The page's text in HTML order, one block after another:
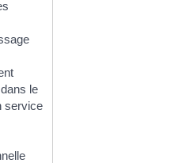
le
service